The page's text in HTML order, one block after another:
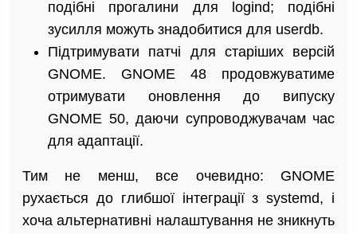
подібні прогалини для logind; подібні
зусилля можуть знадобитися для userdb.
Підтримувати патчі для старіших версій
GNOME. GNOME 48 продовжуватиме
отримувати оновлення до випуску
GNOME 50, даючи супроводжувачам час
для адаптації.
Тим не менш, все очевидно: GNOME
рухається до глибшої інтеграції з systemd, і
хоча альтернативні налаштування не зникнуть